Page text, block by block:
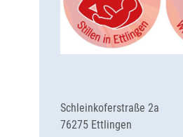
Schleinkoferstraße 2a
76275 Ettlingen